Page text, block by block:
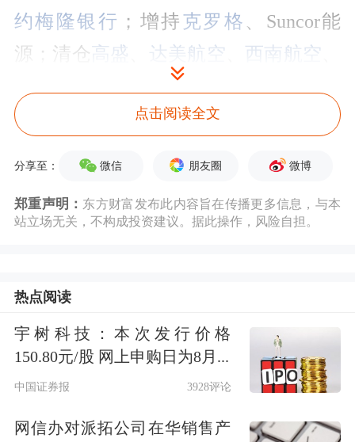
约梅隆银行 ；增持克罗格 、Suncor能
源；清仓 高盛 达美航空 西南航空
美国航空
Restaurant Brands；苹果、
、
疫情方面，Worldometer网站实时统计
分左右，全球累计确诊新冠肺炎病例
21306735例，累计死亡病例761802例。
美股三大股指涨跌不一 本周道指上涨
点击阅读全文
分享至： 微信 朋友圈 微博
郑重声明： 东方财富发布此内容旨在传播更多信息，与本
站立场无关，不构成投资建议。据此操作，风险自担。
热点阅读
宇树科技：本次发行价格
150.80元/股 网上申购日为8月...
中国证券报 3928评论
网信办对派拓公司在华销售产